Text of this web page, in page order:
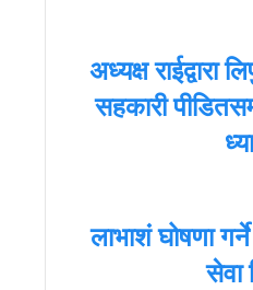
अध्यक्ष
सहकारी
लाभाशं घोषणा
सेवा